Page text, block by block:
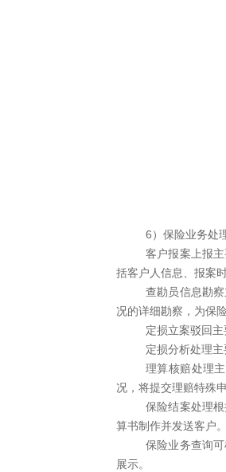
6）保险业务处
客户报案上报
括客户人信息、报案
查勘员信息勘
况的详细勘察，为保
定损立案驳回
定损分析处理
理算核赔处理
况，将提交理赔特殊
保险结案处理
算书制作并发送客户
保险业务查询
展示。